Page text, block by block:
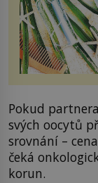
Pokud
svých oocytů
srovnání –
čeká
korun.